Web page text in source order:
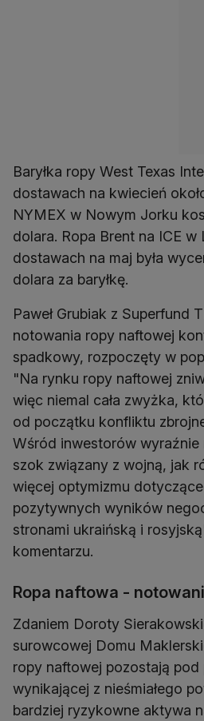
Baryłka ropy West Texas
dostawach na kwiecień
NYMEX w Nowym Jorku
dolara. Ropa Brent na ICE w
dostawach na maj była
dolara za baryłkę.
Paweł Grubiak z Superfund
notowania ropy naftowej
spadkowy, rozpoczęty w
"Na rynku ropy naftowej
więc niemal cała zwyżka,
od początku konfliktu
Wśród inwestorów wyraźnie
szok związany z wojną, jak
więcej optymizmu
pozytywnych wyników
stronami ukraińską i
komentarzu.
Ropa naftowa -
Zdaniem Doroty
surowcowej Domu
ropy naftowej pozostają pod
wynikającej z nieśmiałego
bardziej ryzykowne aktywa